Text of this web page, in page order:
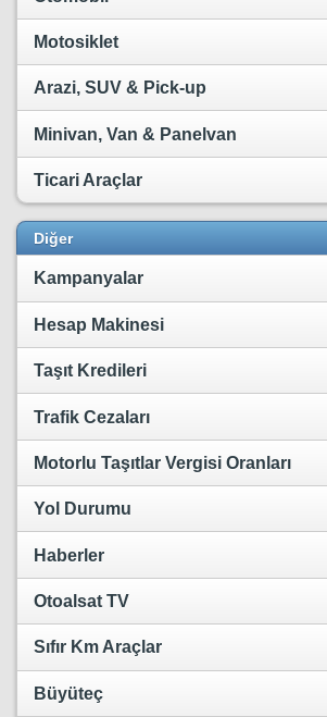
Motosiklet
Arazi, SUV & Pick-up
Minivan, Van & Panelvan
Ticari Araçlar
Diğer
Kampanyalar
Hesap Makinesi
Taşıt Kredileri
Trafik Cezaları
Motorlu Taşıtlar Vergisi Oranları
Yol Durumu
Haberler
Otoalsat TV
Sıfır Km Araçlar
Büyüteç